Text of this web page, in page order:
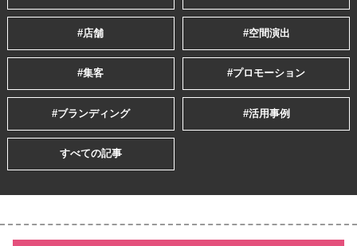
#店舗 #空間演出
#集客 #プロモーション
#ブランディング #活用事例
すべての記事